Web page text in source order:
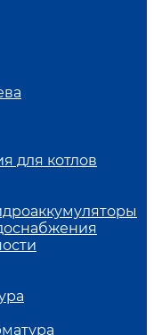
для котлов